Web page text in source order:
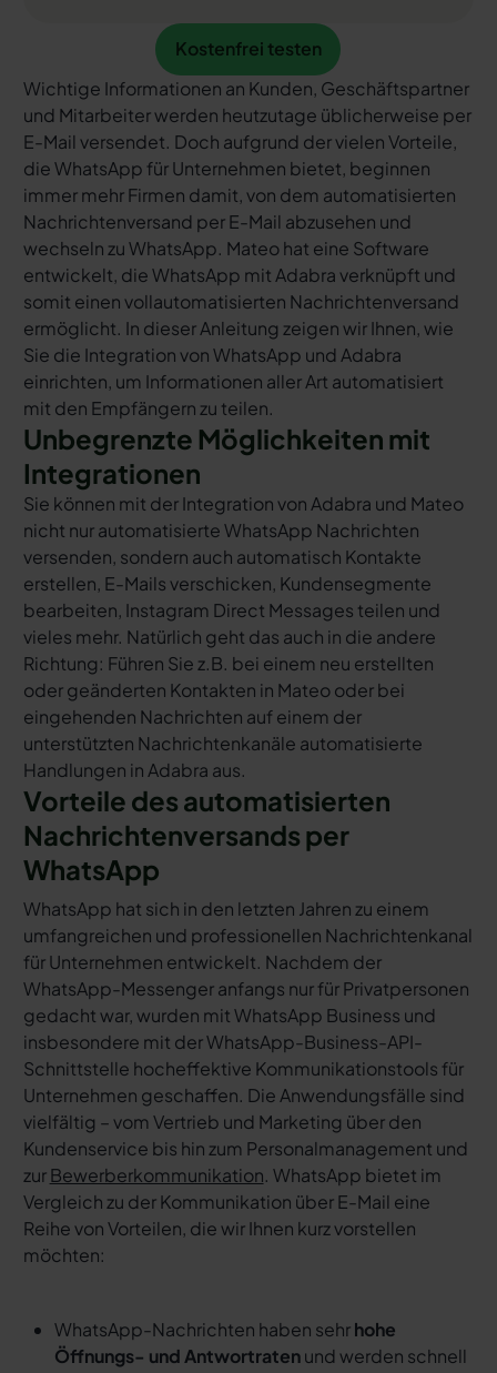
Kostenfrei testen
Kostenfrei testen
Wichtige Informationen an Kunden, Geschäftspartner
und Mitarbeiter werden heutzutage üblicherweise per
E-Mail versendet. Doch aufgrund der vielen Vorteile,
die WhatsApp für Unternehmen bietet, beginnen
immer mehr Firmen damit, von dem automatisierten
Nachrichtenversand per E-Mail abzusehen und
wechseln zu WhatsApp. Mateo hat eine Software
entwickelt, die WhatsApp mit Adabra verknüpft und
somit einen vollautomatisierten Nachrichtenversand
ermöglicht. In dieser Anleitung zeigen wir Ihnen, wie
Sie die Integration von WhatsApp und Adabra
einrichten, um Informationen aller Art automatisiert
mit den Empfängern zu teilen.
Unbegrenzte Möglichkeiten mit
Integrationen
Sie können mit der Integration von Adabra und Mateo
nicht nur automatisierte WhatsApp Nachrichten
versenden, sondern auch automatisch Kontakte
erstellen, E-Mails verschicken, Kundensegmente
bearbeiten, Instagram Direct Messages teilen und
vieles mehr. Natürlich geht das auch in die andere
Richtung: Führen Sie z.B. bei einem neu erstellten
oder geänderten Kontakten in Mateo oder bei
eingehenden Nachrichten auf einem der
unterstützten Nachrichtenkanäle automatisierte
Handlungen in Adabra aus.
Vorteile des automatisierten
Nachrichtenversands per
WhatsApp
WhatsApp hat sich in den letzten Jahren zu einem
umfangreichen und professionellen Nachrichtenkanal
für Unternehmen entwickelt. Nachdem der
WhatsApp-Messenger anfangs nur für Privatpersonen
gedacht war, wurden mit WhatsApp Business und
insbesondere mit der WhatsApp-Business-API-
Schnittstelle hocheffektive Kommunikationstools für
Unternehmen geschaffen. Die Anwendungsfälle sind
vielfältig – vom Vertrieb und Marketing über den
Kundenservice bis hin zum Personalmanagement und
zurBewerberkommunikation. WhatsApp bietet im
Vergleich zu der Kommunikation über E-Mail eine
Reihe von Vorteilen, die wir Ihnen kurz vorstellen
möchten:
WhatsApp-Nachrichten haben sehrhohe
Öffnungs- und Antwortratenund werden schnell